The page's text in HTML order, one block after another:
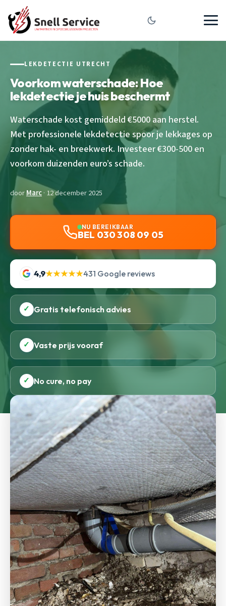
LEKDETECTIE UTRECHT
Voorkom waterschade: Hoe
lekdetectie je huis beschermt
Waterschade kost gemiddeld €5000 aan herstel.
Met professionele lekdetectie spoor je lekkages op
zonder hak- en breekwerk. Investeer €300-500 en
voorkom duizenden euro’s schade.
doorMarc· 12 december 2025
NU BEREIKBAAR
BEL 030 308 09 05
4,9★★★★★431 Google reviews
✓ Gratis telefonisch advies
✓ Vaste prijs vooraf
✓ No cure, no pay